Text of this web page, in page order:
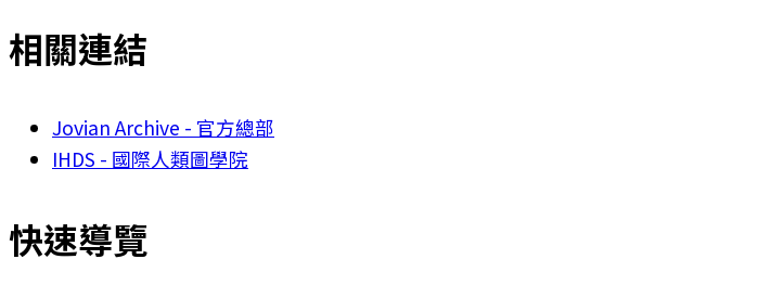
相關連結
Jovian Archive - 官方總部
IHDS - 國際人類圖學院
快速導覽